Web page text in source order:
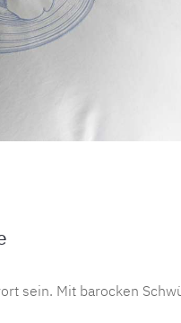
sein. Mit barocken